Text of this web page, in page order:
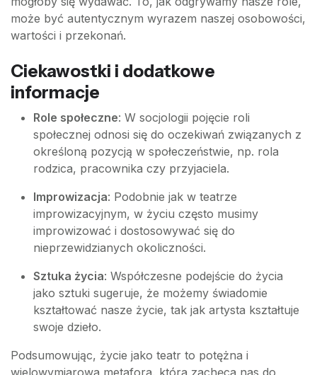
może być autentycznym wyrazem naszej osobowości,
wartości i przekonań.
Ciekawostki i dodatkowe
informacje
Role społeczne: W socjologii pojęcie roli
społecznej odnosi się do oczekiwań związanych z
określoną pozycją w społeczeństwie, np. rola
rodzica, pracownika czy przyjaciela.
Improwizacja: Podobnie jak w teatrze
improwizacyjnym, w życiu często musimy
improwizować i dostosowywać się do
nieprzewidzianych okoliczności.
Sztuka życia: Współczesne podejście do życia
jako sztuki sugeruje, że możemy świadomie
kształtować nasze życie, tak jak artysta kształtuje
swoje dzieło.
Podsumowując, życie jako teatr to potężna i